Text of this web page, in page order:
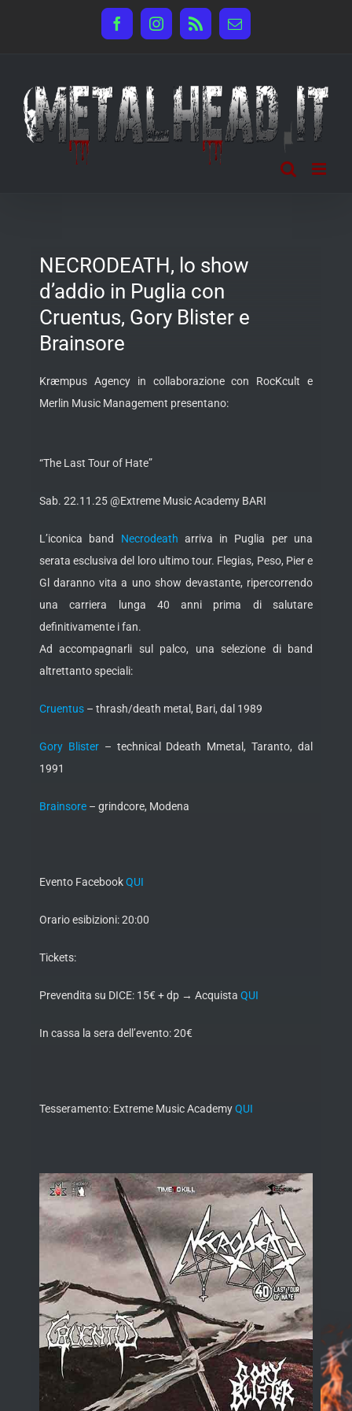
FacebookInstagram
Rss Email
NECRODEATH, lo show
d’addio in Puglia con
Cruentus, Gory Blister e
Brainsore
Kræmpus Agency in collaborazione con RocKcult e
Merlin Music Management presentano:
“The Last Tour of Hate”
Sab. 22.11.25 @Extreme Music Academy BARI
L’iconica band Necrodeath arriva in Puglia per una
serata esclusiva del loro ultimo tour. Flegias, Peso, Pier e
Gl daranno vita a uno show devastante, ripercorrendo
una carriera lunga 40 anni prima di salutare
definitivamente i fan.
Ad accompagnarli sul palco, una selezione di band
altrettanto speciali:
Cruentus – thrash/death metal, Bari, dal 1989
Gory Blister– technical Ddeath Mmetal, Taranto, dal
1991
Brainsore – grindcore, Modena
Evento FacebookQUI
Orario esibizioni: 20:00
Tickets:
Prevendita su DICE: 15€ + dp → Acquista QUI
In cassa la sera dell’evento: 20€
Tesseramento: Extreme Music AcademyQUI